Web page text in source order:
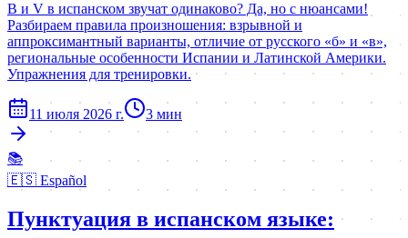
B и V в испанском звучат одинаково? Да, но с нюансами!
Разбираем правила произношения: взрывной и
аппроксимантный варианты, отличие от русского «б» и «в»,
региональные особенности Испании и Латинской Америки.
Упражнения для тренировки.
11 июля 2026 г. 3 мин
📚
🇪🇸 Español
Пунктуация в испанском языке: